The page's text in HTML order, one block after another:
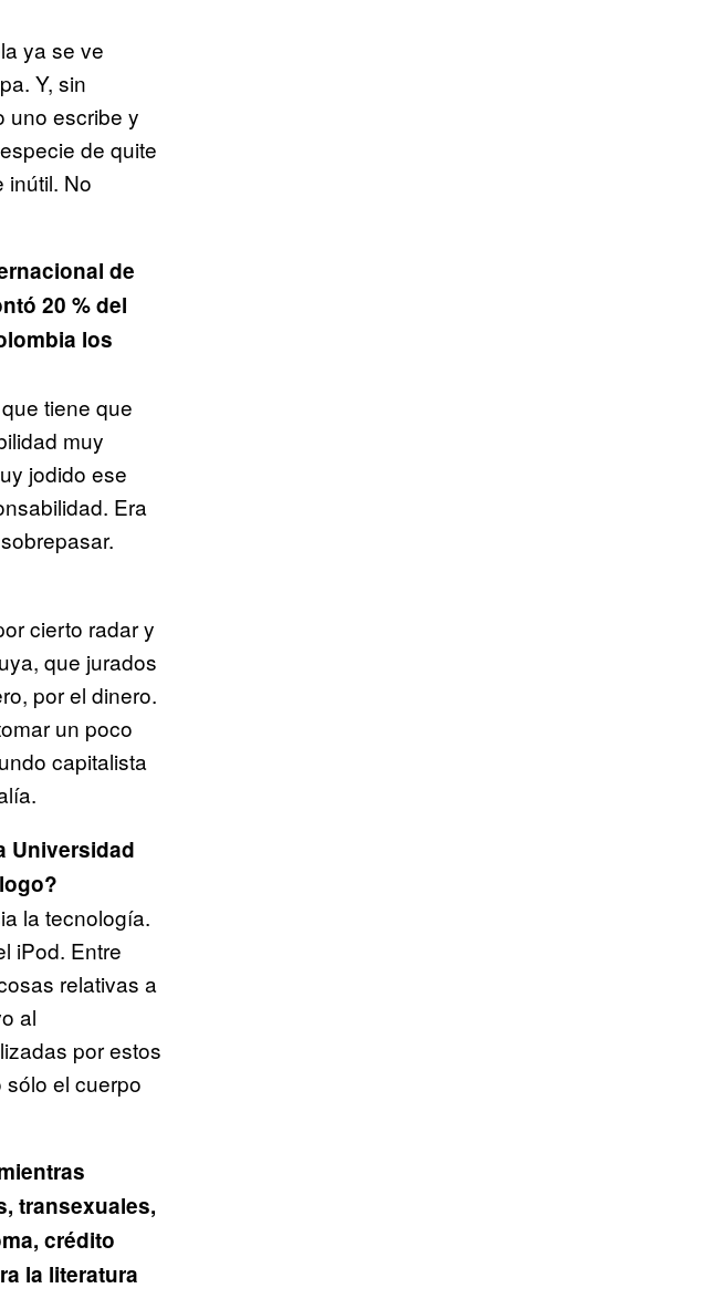
ya se ve
Y, sin
uno escribe y
de quite
inútil. No
de
20 % del
los
tiene que
muy
jodido ese
Era
cierto radar y
que jurados
por el dinero.
un poco
capitalista
Universidad
la tecnología.
iPod. Entre
relativas a
al
por estos
el cuerpo
transexuales,
crédito
la literatura